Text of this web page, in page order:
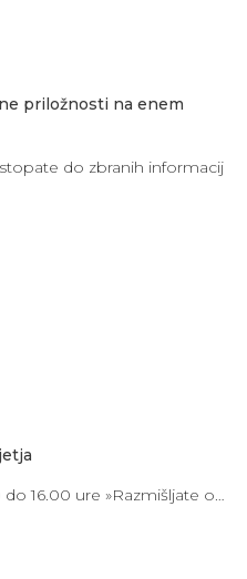
priložnosti na enem
do zbranih informacij
16.00 ure »Razmišljate o…